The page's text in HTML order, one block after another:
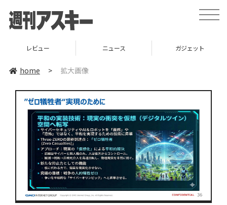
toggle
レビュー ニュース ガジェット
home > 拡大画像